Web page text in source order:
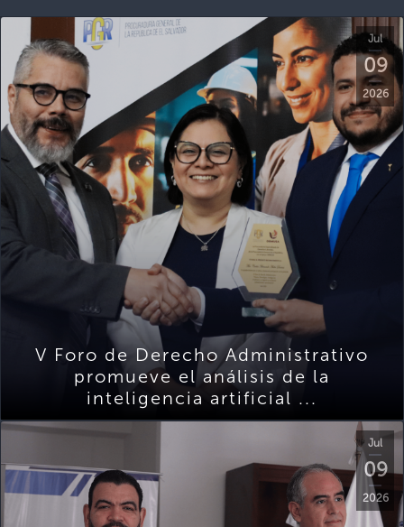
Jul
09
2026
V Foro de Derecho Administrativo
promueve el análisis de la
inteligencia artificial ...
Jul
09
2026